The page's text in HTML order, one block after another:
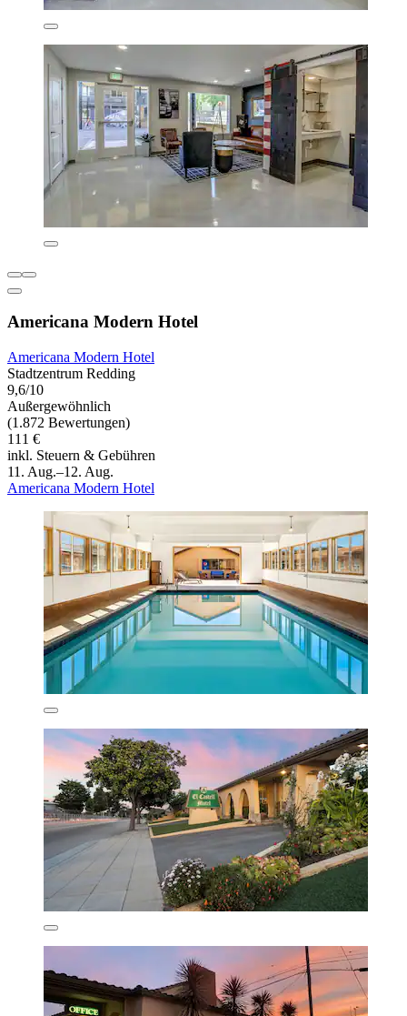
Americana Modern Hotel
Americana Modern Hotel
Stadtzentrum Redding
9,6/10
Außergewöhnlich
(1.872 Bewertungen)
111 €
inkl. Steuern & Gebühren
11. Aug.–12. Aug.
Americana Modern Hotel